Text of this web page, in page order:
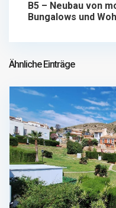
359.900 €
B5 – Neubau von
Bungalows und
359.900 €
Ähnliche Einträge